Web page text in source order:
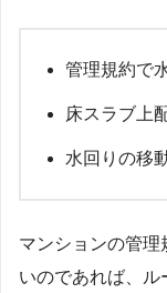
管理規約で
床スラブ上
水回りの移
マンションの管理
いのであれば、